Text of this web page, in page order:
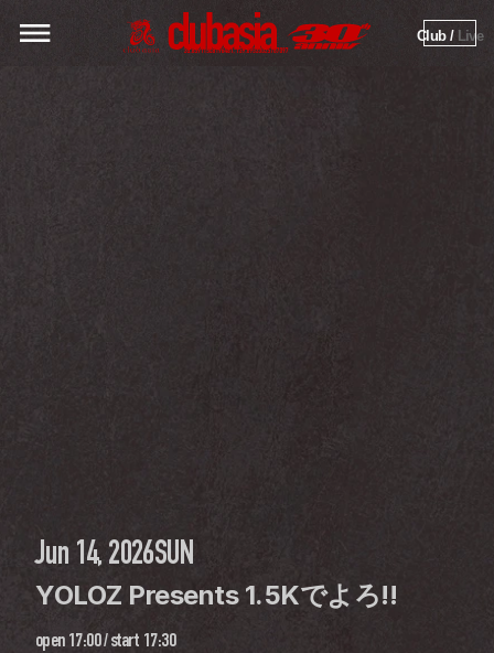
Club / Live
Jun 14, 2026SUN
YOLOZ Presents 1.5Kでよろ!!
open 17:00 / start 17:30